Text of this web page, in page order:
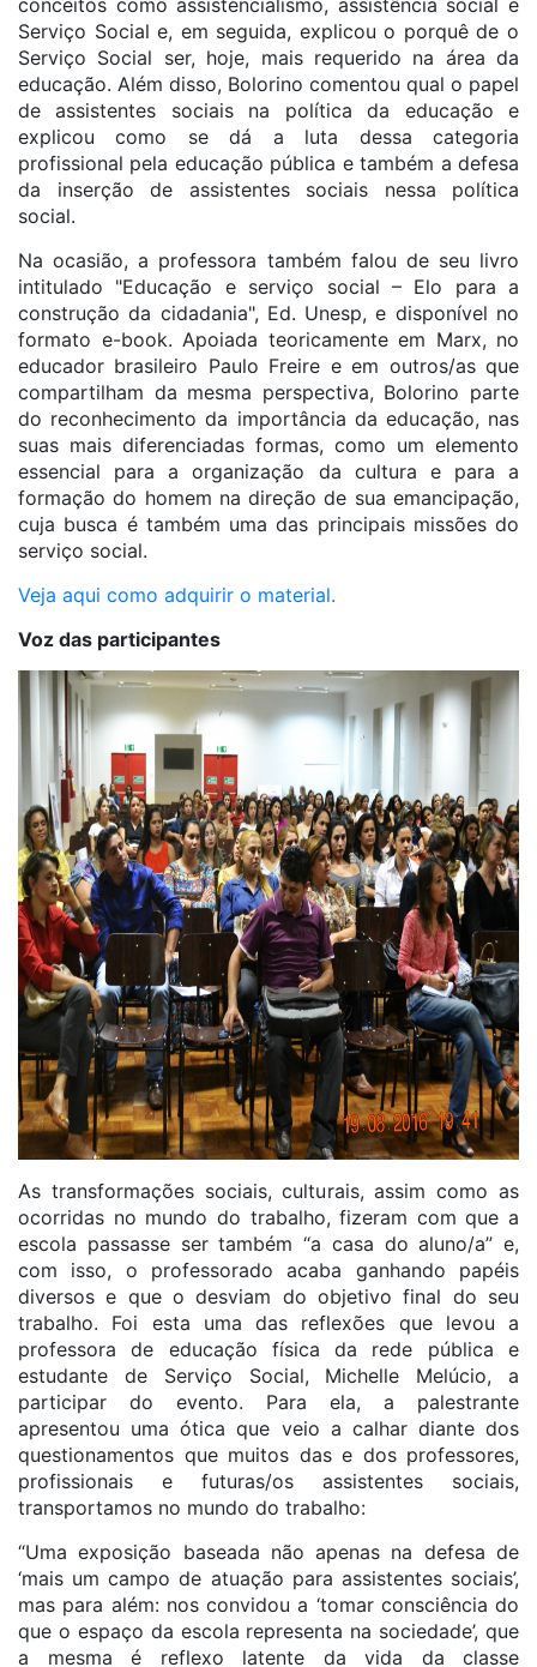
conceitos como assistencialismo, assistência social e
Serviço Social e, em seguida, explicou o porquê de o
Serviço Social ser, hoje, mais requerido na área da
educação. Além disso, Bolorino comentou qual o papel
de assistentes sociais na política da educação e
explicou como se dá a luta dessa categoria
profissional pela educação pública e também a defesa
da inserção de assistentes sociais nessa política
social.
Na ocasião, a professora também falou de seu livro
intitulado "Educação e serviço social – Elo para a
construção da cidadania", Ed. Unesp, e disponível no
formato e-book. Apoiada teoricamente em Marx, no
educador brasileiro Paulo Freire e em outros/as que
compartilham da mesma perspectiva, Bolorino parte
do reconhecimento da importância da educação, nas
suas mais diferenciadas formas, como um elemento
essencial para a organização da cultura e para a
formação do homem na direção de sua emancipação,
cuja busca é também uma das principais missões do
serviço social.
Veja aqui como adquirir o material.
Voz das participantes
As transformações sociais, culturais, assim como as
ocorridas no mundo do trabalho, fizeram com que a
escola passasse ser também “a casa do aluno/a” e,
com isso, o professorado acaba ganhando papéis
diversos e que o desviam do objetivo final do seu
trabalho. Foi esta uma das reflexões que levou a
professora de educação física da rede pública e
estudante de Serviço Social, Michelle Melúcio, a
participar do evento. Para ela, a palestrante
apresentou uma ótica que veio a calhar diante dos
questionamentos que muitos das e dos professores,
profissionais e futuras/os assistentes sociais,
transportamos no mundo do trabalho:
“Uma exposição baseada não apenas na defesa de
‘mais um campo de atuação para assistentes sociais’,
mas para além: nos convidou a ‘tomar consciência do
que o espaço da escola representa na sociedade’, que
a mesma é reflexo latente da vida da classe